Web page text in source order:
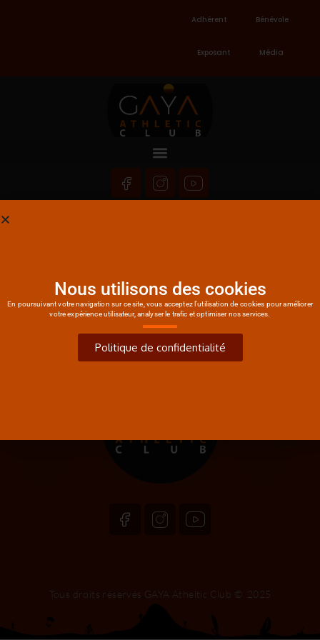
Adhérent Bénévole
Exposant Média
Tous droits réservés GAYA Atheltic Club © 2025
Nous utilisons des cookies
En poursuivant votre navigation sur ce site, vous acceptez l’utilisation de cookies pour améliorer
votre expérience utilisateur, analyser le trafic et optimiser nos services.
Politique de confidentialité